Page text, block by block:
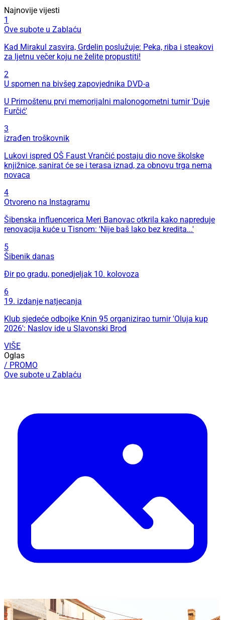
Najnovije vijesti
1
Ove subote u Zablaću
Kad Mirakul zasvira, Grdelin poslužuje: Peka, riba i steakovi
za ljetnu večer koju ne želite propustiti!
2
U spomen na bivšeg zapovjednika DVD-a
U Primoštenu prvi memorijalni malonogometni turnir 'Duje
Furčić'
3
izrađen troškovnik
Lukovi ispred OŠ Faust Vrančić postaju dio nove školske
knjižnice, sanirat će se i terasa iznad, za obnovu trga nema
novaca
4
Otvoreno na Instagramu
Šibenska influencerica Meri Banovac otkrila kako napreduje
renovacija kuće u Tisnom: 'Nije baš lako bez kredita...'
5
Šibenik danas
Đir po gradu, ponedjeljak 10. kolovoza
6
19. izdanje natjecanja
Klub sjedeće odbojke Knin 95 organizirao turnir 'Oluja kup
2026': Naslov ide u Slavonski Brod
VIŠE
Oglas
/ PROMO
Ove subote u Zablaću